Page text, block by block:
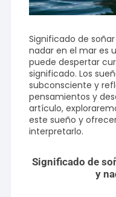
Significado de
nadar en el mar es
puede despertar
significado. Los
subconsciente y
pensamientos y
artículo,
este sueño y
interpretarlo.
Significado de
y